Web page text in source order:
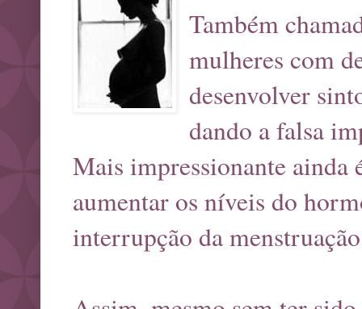
Também
mulheres com
desenvolver
dando a falsa
Mais impressionante ainda
aumentar os níveis do
interrupção da